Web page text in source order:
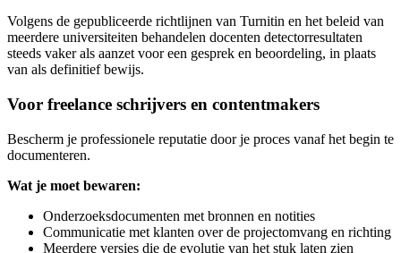
Volgens de gepubliceerde richtlijnen van Turnitin en het beleid van
meerdere universiteiten behandelen docenten detectorresultaten
steeds vaker als aanzet voor een gesprek en beoordeling, in plaats
van als definitief bewijs.
Voor freelance schrijvers en contentmakers
Bescherm je professionele reputatie door je proces vanaf het begin te
documenteren.
Wat je moet bewaren:
Onderzoeksdocumenten met bronnen en notities
Communicatie met klanten over de projectomvang en richting
Meerdere versies die de evolutie van het stuk laten zien